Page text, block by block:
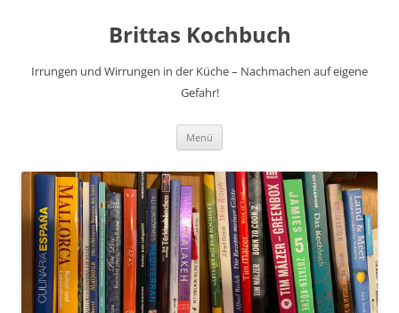
Brittas Kochbuch
Irrungen und Wirrungen in der Küche – Nachmachen auf eigene
Gefahr!
Menü